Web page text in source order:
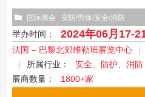
国际展会 安防/劳保/安全/消防
举办时间： 2024年06月17-
法国 – 巴黎北郊维勒班展览中心
所属行业：
安全、防护、消防
展商数量：
1800+家